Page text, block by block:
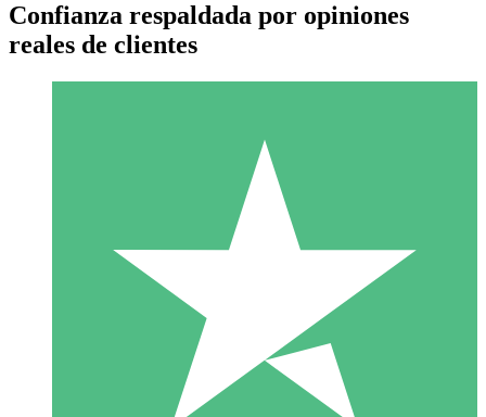
Paquetes de Créditos Individuales
Paga según el uso con créditos de descarga. Sin compromiso
10 00
Confianza respaldada por opiniones
reales de clientes